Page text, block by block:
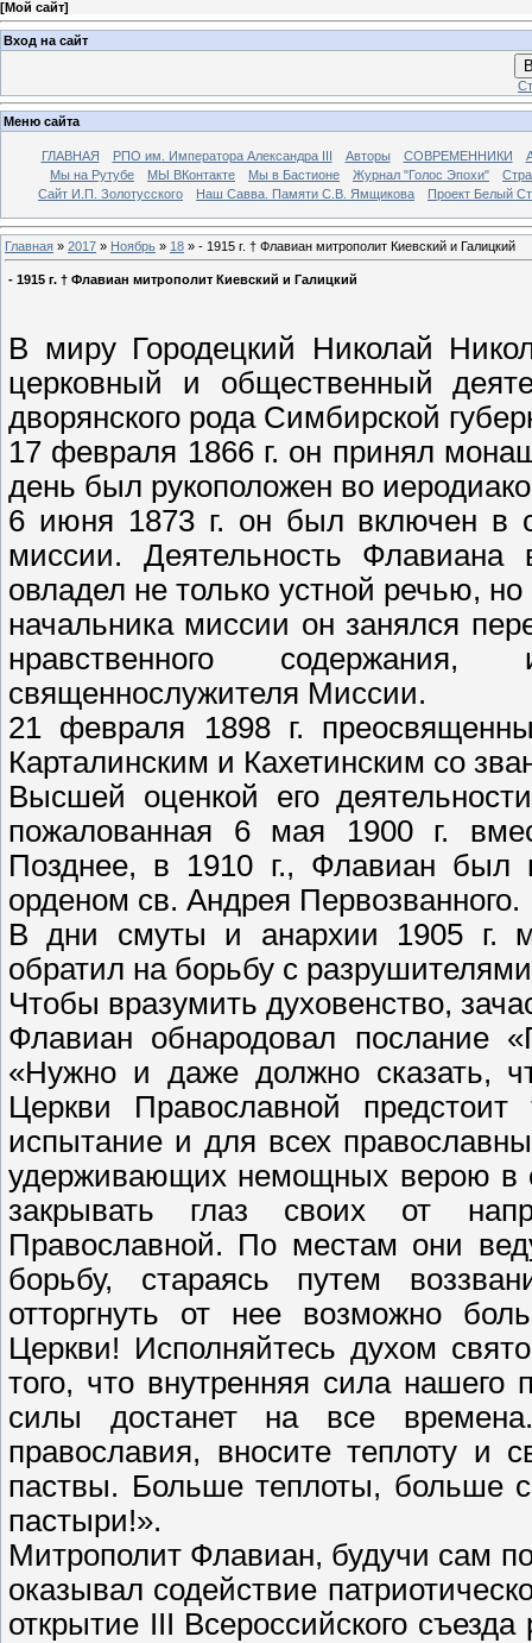
[Мой сайт]
Вход на сайт
Меню сайта
ГЛАВНАЯ РПО им. Императора Александра III Авторы СОВРЕМЕННИКИ
Мы на Рутубе
МЫ ВКонтакте Мы в Бастионе Журнал "Голос Эпохи"
Сайт И.П. Золотусского
Наш Савва. Памяти С.В. Ямщикова Проект Белый
Главная » 2017 » Ноябрь » 18 » - 1915 г. † Флавиан митрополит Киевский и Галицкий
- 1915 г. † Флавиан митрополит Киевский и Галицкий
В миру Городецкий Николай
церковный и общественный
дворянского рода Симбирской
17 февраля 1866 г. он принял
день был рукоположен во
6 июня 1873 г. он был включен в
миссии. Деятельность
овладел не только устной речью,
начальника миссии он занялся
нравственного
священнослужителя Миссии.
21 февраля 1898 г.
Карталинским и Кахетинским со
Высшей оценкой его
пожалованная 6 мая 1900 г.
Позднее, в 1910 г., Флавиан
орденом св. Андрея Первозванного.
В дни смуты и анархии 1905 г.
обратил на борьбу с
Чтобы вразумить духовенство,
Флавиан обнародовал послание
«Нужно и даже должно сказать,
Церкви Православной
испытание и для всех
удерживающих немощных верою в
закрывать глаз своих от
Православной. По местам они
борьбу, стараясь путем
отторгнуть от нее возможно
Церкви! Исполняйтесь духом
того, что внутренняя сила
силы достанет на все
православия, вносите теплоту и
паствы. Больше теплоты, больше
пастыри!».
Митрополит Флавиан, будучи сам
оказывал содействие
открытие III Всероссийского